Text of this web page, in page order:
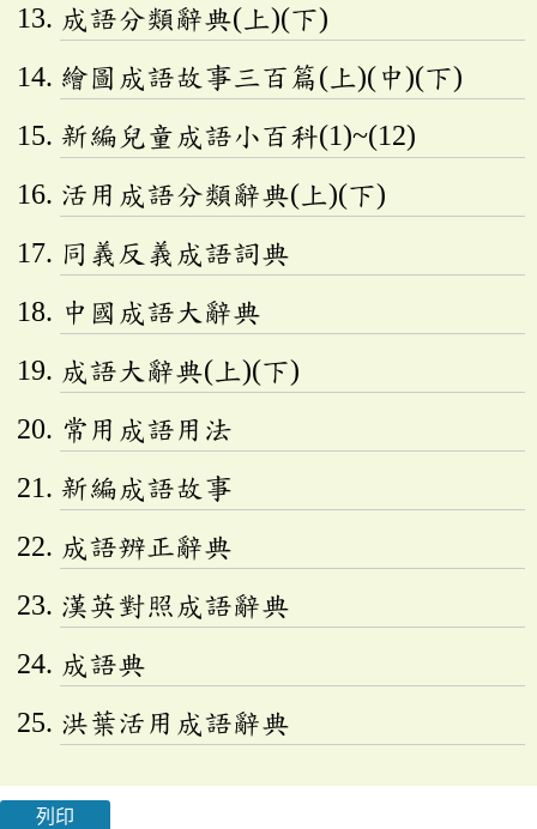
成語分類辭典(上)(下)
繪圖成語故事三百篇(上)(中)(下)
新編兒童成語小百科(1)~(12)
活用成語分類辭典(上)(下)
同義反義成語詞典
中國成語大辭典
成語大辭典(上)(下)
常用成語用法
新編成語故事
成語辨正辭典
漢英對照成語辭典
成語典
洪葉活用成語辭典
列印